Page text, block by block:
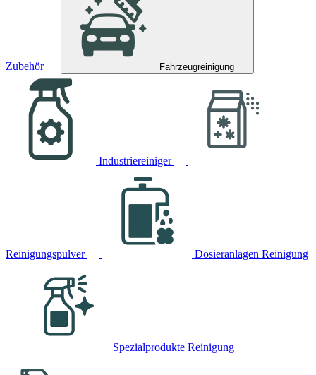
Zubehör Fahrzeugreinigung
Industriereiniger
Reinigungspulver Dosieranlagen Reinigung
Spezialprodukte Reinigung